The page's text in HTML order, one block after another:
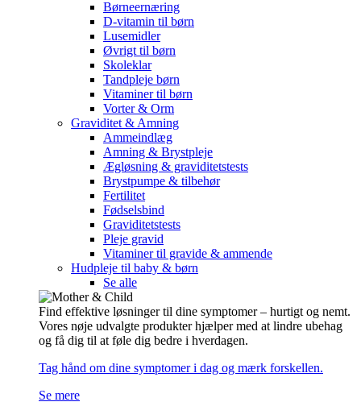
Børneernæring
D-vitamin til børn
Lusemidler
Øvrigt til børn
Skoleklar
Tandpleje børn
Vitaminer til børn
Vorter & Orm
Graviditet & Amning
Ammeindlæg
Amning & Brystpleje
Ægløsning & graviditetstests
Brystpumpe & tilbehør
Fertilitet
Fødselsbind
Graviditetstests
Pleje gravid
Vitaminer til gravide & ammende
Hudpleje til baby & børn
Se alle
Find effektive løsninger til dine symptomer – hurtigt og nemt.
Vores nøje udvalgte produkter hjælper med at lindre ubehag
og få dig til at føle dig bedre i hverdagen.
Tag hånd om dine symptomer i dag og mærk forskellen.
Se mere